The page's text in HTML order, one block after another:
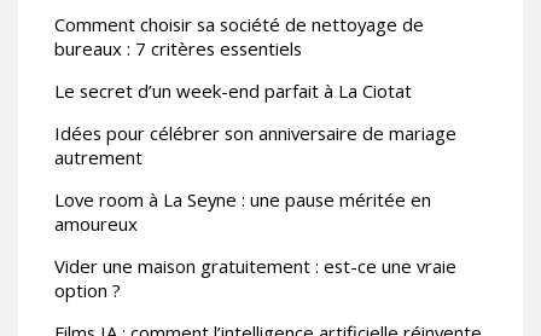
Comment choisir sa société de nettoyage de
bureaux : 7 critères essentiels
Le secret d’un week-end parfait à La Ciotat
Idées pour célébrer son anniversaire de mariage
autrement
Love room à La Seyne : une pause méritée en
amoureux
Vider une maison gratuitement : est-ce une vraie
option ?